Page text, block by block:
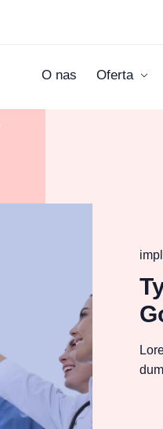
O nas Oferta